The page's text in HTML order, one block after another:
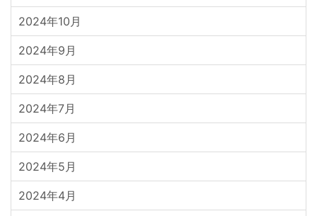
2024年10月
2024年9月
2024年8月
2024年7月
2024年6月
2024年5月
2024年4月